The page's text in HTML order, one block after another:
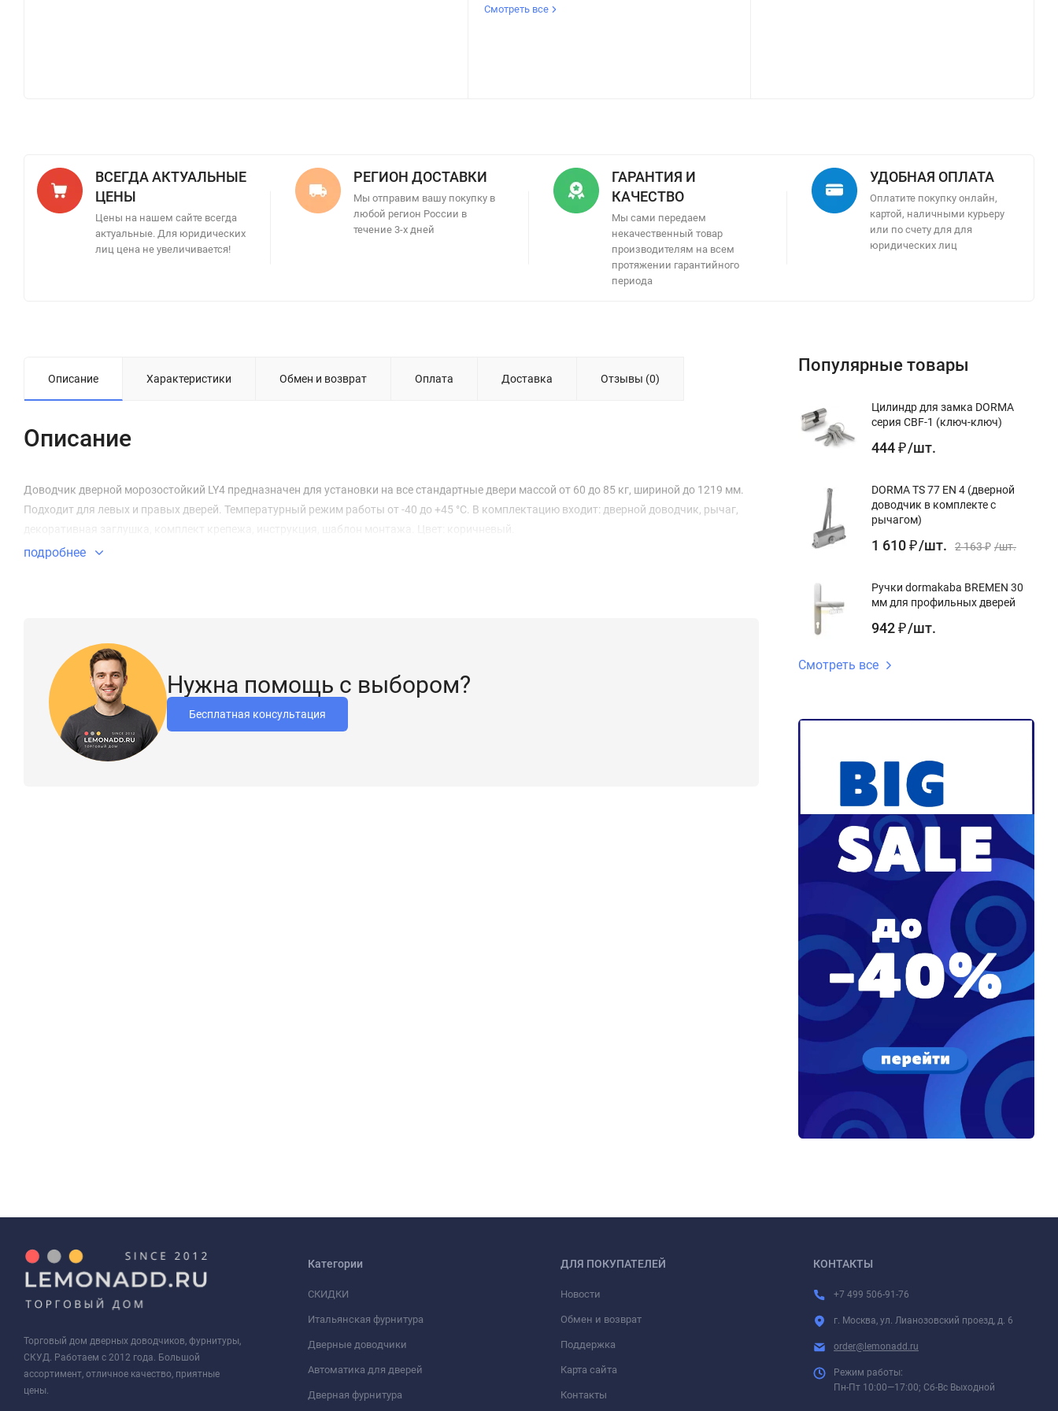
Смотреть все
ВСЕГДА АКТУАЛЬНЫЕ
ЦЕНЫ
Цены на нашем сайте всегда
актуальные. Для юридических
лиц цена не увеличивается!
РЕГИОН ДОСТАВКИ
Мы отправим вашу покупку в
любой регион России в
течение 3-х дней
ГАРАНТИЯ И
КАЧЕСТВО
Мы сами передаем
некачественный товар
производителям на всем
протяжении гарантийного
периода
УДОБНАЯ ОПЛАТА
Оплатите покупку онлайн,
картой, наличными курьеру
или по счету для для
юридических лиц
Описание Характеристики Обмен и возврат Оплата Доставка Отзывы (0)
Описание
Доводчик дверной морозостойкий LY4 предназначен для установки на все стандартные двери массой от 60 до 85 кг, шириной до 1219 мм.
Подходит для левых и правых дверей. Температурный режим работы от -40 до +45 °С. В комплектацию входит: дверной доводчик, рычаг,
декоративная заглушка, комплект крепежа, инструкция, шаблон монтажа. Цвет: коричневый.
подробнее
Нужна помощь с выбором?
Бесплатная консультация
Популярные товары
Цилиндр для замка DORMA
серия CBF-1 (ключ-ключ)
444 ₽ /шт.
DORMA TS 77 EN 4 (дверной
доводчик в комплекте с
рычагом)
1 610 ₽ /шт. 2 163 ₽ /шт.
Ручки dormakaba BREMEN 30
мм для профильных дверей
942 ₽ /шт.
Смотреть все
Торговый дом дверных доводчиков, фурнитуры,
СКУД. Работаем с 2012 года. Большой
ассортимент, отличное качество, приятные
цены.
Категории
СКИДКИ
Итальянская фурнитура
Дверные доводчики
Автоматика для дверей
Дверная фурнитура
ДЛЯ ПОКУПАТЕЛЕЙ
Новости
Обмен и возврат
Поддержка
Карта сайта
Контакты
КОНТАКТЫ
+7 499 506-91-76
г. Москва, ул. Лианозовский проезд, д. 6
order@lemonadd.ru
Режим работы:
Пн-Пт 10:00—17:00; Сб-Вс Выходной